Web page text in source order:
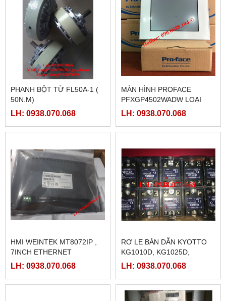
PHANH BỘT TỪ FL50A-1 (
50N.M)
LH: 0938.070.068
MÀN HÌNH PROFACE
PFXGP4502WADW LOẠI
10INCH
LH: 0938.070.068
HMI WEINTEK MT8072IP ,
7INCH ETHERNET
LH: 0938.070.068
RƠ LE BÁN DẪN KYOTTO
KG1010D, KG1025D,
KG1040D VÀ KG1075D
LH: 0938.070.068